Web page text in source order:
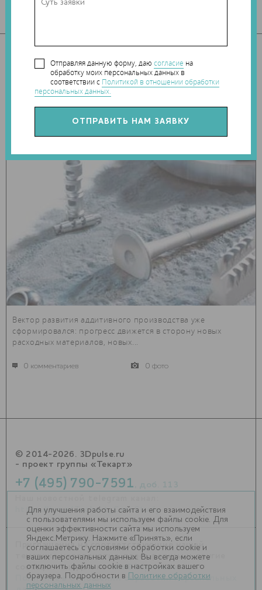
Отправляя данную форму, даюсогласие на
обработку моих персональных данных в
соответствии с Политикой в отношении обработки
персональных данных.
ПО (слайсер) для печати деталей с непрерывным армирующим
26 июня 2017
ПОРОШОК, УХОДИ!
Вектор развития аддитивного производства уже
сформировался: прогресс движется в сторону новых
расходных материалов, новых...
0 комментариев 0 фото
© 2014-2026. 3Dpulse.ru
- проект группы «Текарт»
+7 (495) 790-7591
https://t.me/Techart_CaseStudy
Приглашения на соответствующие нашей
тематике мероприятия, пресс-релизы и другие
сообщения ждем наinfo@3dpulse.ru .
Политика в отношении обработки персональных
Для улучшения работы сайта и его взаимодействия
с пользователями мы используем файлы cookie. Для
оценки эффективности сайта мы используем
Яндекс.Метрику. Нажмите «Принять», если
соглашаетесь с условиями обработки cookie и
ваших персональных данных. Вы всегда можете
отключить файлы cookie в настройках вашего
браузера. Подробности в
Политике обработки
персональных данных